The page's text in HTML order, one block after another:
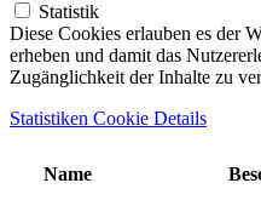
Statistik
Diese Cookies erlauben es der
erheben und damit das
Zugänglichkeit der Inhalte zu
Statistiken Cookie Details
Name